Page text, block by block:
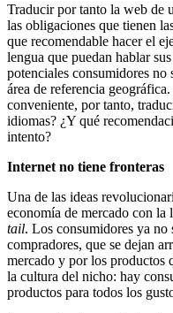
Traducir por tanto la web de
las obligaciones que tienen
que recomendable hacer el
lengua que puedan hablar
potenciales consumidores no
área de referencia
conveniente, por tanto,
idiomas? ¿Y qué
intento?
Internet no tiene fronteras
Una de las ideas
economía de mercado con la
tail. Los consumidores ya no
compradores, que se dejan
mercado y por los productos
la cultura del nicho: hay
productos para todos los